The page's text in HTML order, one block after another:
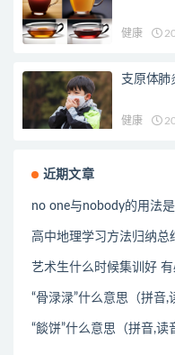
健康
支原体肺
健康
近期文章
no one与nobody的用法
高中地理学习方法归纳总
艺术生什么时候集训好
“骨渌渌”什么意思（拼音,
“餤饼”什么意思（拼音,读